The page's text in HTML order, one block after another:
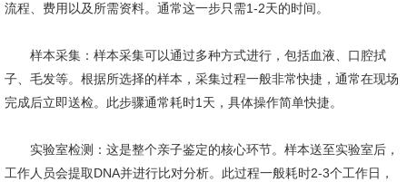
流程、费用以及所需资料。通常这一步只需1-2天的时间。
样本采集：样本采集可以通过多种方式进行，包括血液、口腔拭
子、毛发等。根据所选择的样本，采集过程一般非常快捷，通常在现场
完成后立即送检。此步骤通常耗时1天，具体操作简单快捷。
实验室检测：这是整个亲子鉴定的核心环节。样本送至实验室后，
工作人员会提取DNA并进行比对分析。此过程一般耗时2-3个工作日，